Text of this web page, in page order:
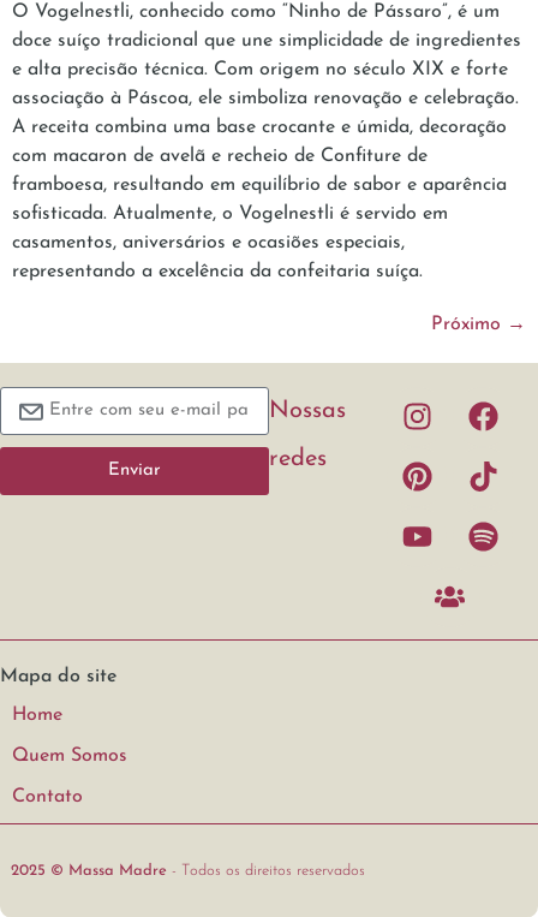
O Vogelnestli, conhecido como “Ninho de Pássaro”, é um
doce suíço tradicional que une simplicidade de ingredientes
e alta precisão técnica. Com origem no século XIX e forte
associação à Páscoa, ele simboliza renovação e celebração.
A receita combina uma base crocante e úmida, decoração
com macaron de avelã e recheio de Confiture de
framboesa, resultando em equilíbrio de sabor e aparência
sofisticada. Atualmente, o Vogelnestli é servido em
casamentos, aniversários e ocasiões especiais,
representando a excelência da confeitaria suíça.
Próximo →
Enviar
Nossas
redes
Mapa do site
Home
Quem Somos
Contato
2025 © Massa Madre - Todos os direitos reservados